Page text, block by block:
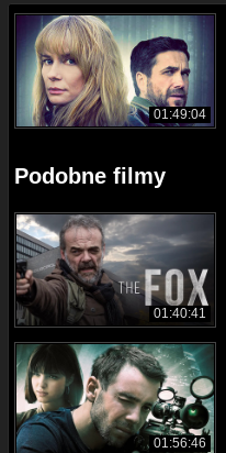
01:49:04
Podobne filmy
01:40:41
01:56:46